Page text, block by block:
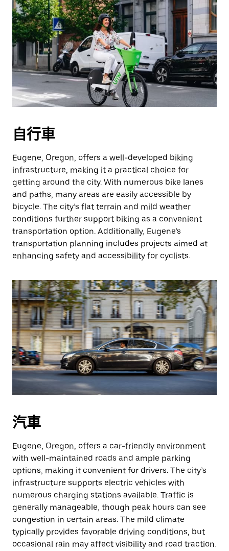
自行車
Eugene, Oregon, offers a well-developed biking
infrastructure, making it a practical choice for
getting around the city. With numerous bike lanes
and paths, many areas are easily accessible by
bicycle. The city’s flat terrain and mild weather
conditions further support biking as a convenient
transportation option. Additionally, Eugene’s
transportation planning includes projects aimed at
enhancing safety and accessibility for cyclists.
汽車
Eugene, Oregon, offers a car-friendly environment
with well-maintained roads and ample parking
options, making it convenient for drivers. The city’s
infrastructure supports electric vehicles with
numerous charging stations available. Traffic is
generally manageable, though peak hours can see
congestion in certain areas. The mild climate
typically provides favorable driving conditions, but
occasional rain may affect visibility and road traction.